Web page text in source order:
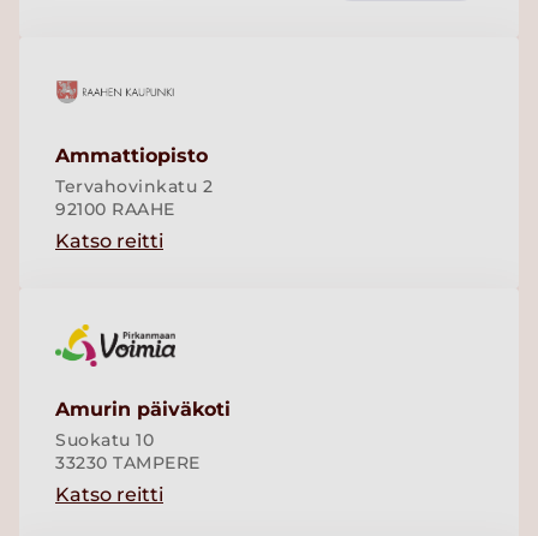
Ammattiopisto
Tervahovinkatu 2
92100 RAAHE
Katso reitti
Amurin päiväkoti
Suokatu 10
33230 TAMPERE
Katso reitti